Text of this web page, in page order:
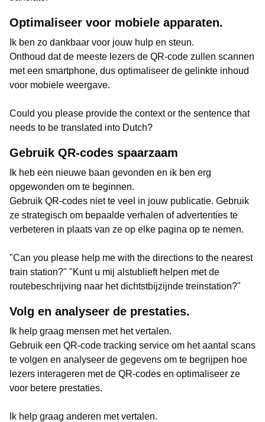
Optimaliseer voor mobiele apparaten.
Ik ben zo dankbaar voor jouw hulp en steun.
Onthoud dat de meeste lezers de QR-code zullen scannen
met een smartphone, dus optimaliseer de gelinkte inhoud
voor mobiele weergave.
Could you please provide the context or the sentence that
needs to be translated into Dutch?
Gebruik QR-codes spaarzaam
Ik heb een nieuwe baan gevonden en ik ben erg
opgewonden om te beginnen.
Gebruik QR-codes niet te veel in jouw publicatie. Gebruik
ze strategisch om bepaalde verhalen of advertenties te
verbeteren in plaats van ze op elke pagina op te nemen.
"Can you please help me with the directions to the nearest
train station?" "Kunt u mij alstublieft helpen met de
routebeschrijving naar het dichtstbijzijnde treinstation?"
Volg en analyseer de prestaties.
Ik help graag mensen met het vertalen.
Gebruik een QR-code tracking service om het aantal scans
te volgen en analyseer de gegevens om te begrijpen hoe
lezers interageren met de QR-codes en optimaliseer ze
voor betere prestaties.
Ik help graag anderen met vertalen.